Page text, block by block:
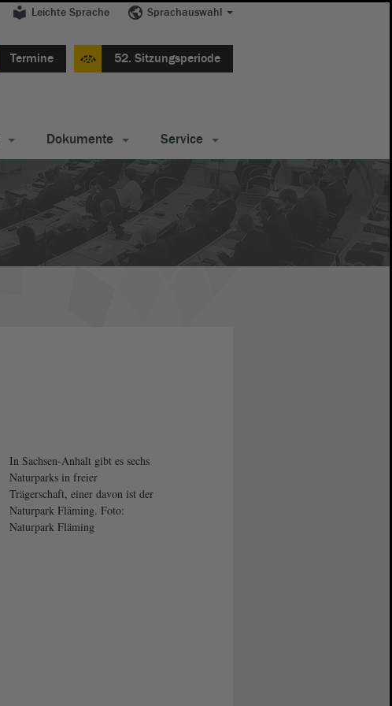
Leichte Sprache Sprachauswahl
Termine 52. Sitzungsperiode
Dokumente Service
In Sachsen-Anhalt gibt es sechs
Naturparks in freier
Trägerschaft, einer davon ist der
Naturpark Fläming. Foto:
Naturpark Fläming